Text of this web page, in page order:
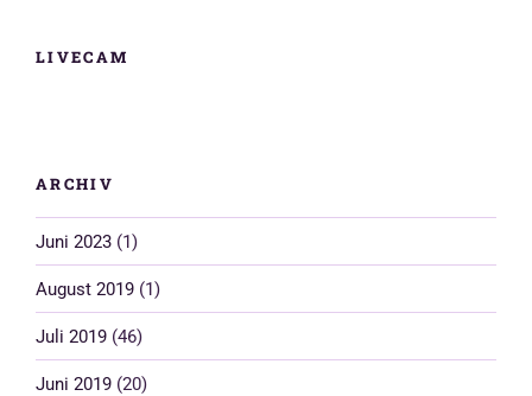
LIVECAM
ARCHIV
Juni 2023 (1)
August 2019 (1)
Juli 2019 (46)
Juni 2019 (20)